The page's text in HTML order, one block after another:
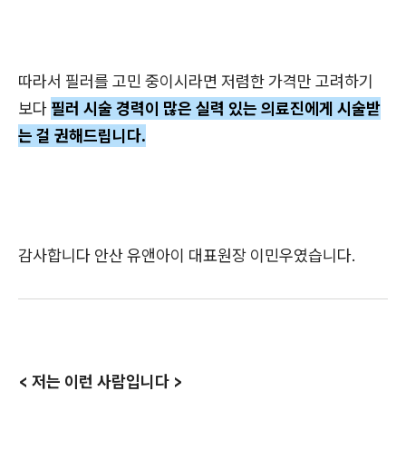
따라서 필러를 고민 중이시라면 저렴한 가격만 고려하기
보다 필러 시술 경력이 많은 실력 있는 의료진에게 시술받
는 걸 권해드립니다.
감사합니다 안산 유앤아이 대표원장 이민우였습니다.
< 저는 이런 사람입니다 >